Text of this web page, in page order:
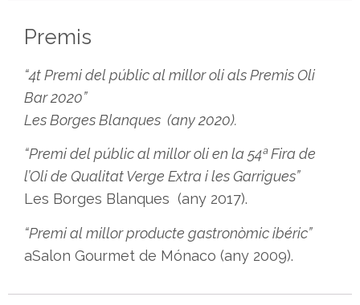
Premis
“4t Premi del públic al millor oli als Premis Oli
Bar 2020”
Les Borges Blanques (any 2020).
“Premi del públic al millor oli en la 54ª Fira de
l’Oli de Qualitat Verge Extra i les Garrigues”
Les Borges Blanques (any 2017).
“Premi al millor producte gastronòmic ibéric”
aSalon Gourmet de Mónaco (any 2009).